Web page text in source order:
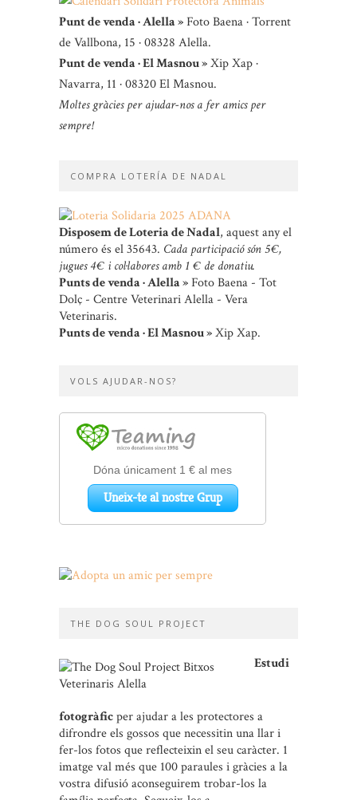
Punt de venda · Alella »Foto Baena · Torrent
de Vallbona, 15 · 08328 Alella.
Punt de venda · El Masnou »Xip Xap ·
Navarra, 11 · 08320 El Masnou.
Moltes gràcies per ajudar-nos a fer amics per
sempre!
COMPRA LOTERÍA DE NADAL
Disposem de Loteria de Nadal, aquest any el
número és el 35643. Cada participació són 5 €,
jugues 4 € i col·labores amb 1 € de donatiu.
Punts de venda · Alella »Foto Baena - Tot
Dolç - Centre Veterinari Alella - Vera
Veterinaris.
Punts de venda · El Masnou »Xip Xap.
VOLS AJUDAR-NOS?
THE DOG SOUL PROJECT
Estudi
fotogràficper ajudar a les protectores a
difrondre els gossos que necessitin una llar i
fer-los fotos que reflecteixin el seu caràcter. 1
imatge val més que 100 paraules i gràcies a la
vostra difusió aconseguirem trobar-los la